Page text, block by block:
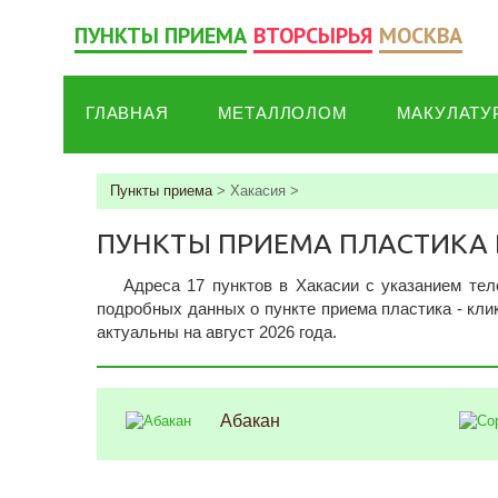
ПУНКТЫ ПРИЕМА ВТОРСЫРЬЯ МОСКВА
ГЛАВНАЯ МЕТАЛЛОЛОМ
Пункты приема> Хакасия >
ПУНКТЫ ПРИЕМА ПЛАСТИКА
Адреса 17 пунктов в Хакасии c указанием
подробных данных о пункте приема пластика -
актуальны на август 2026 года.
Абакан